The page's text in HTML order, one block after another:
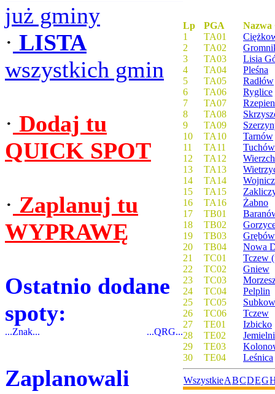
już gminy
· LISTA
wszystkich gmin
· Dodaj tu
QUICK SPOT
· Zaplanuj tu
WYPRAWĘ
Ostatnio dodane
spoty:
...Znak... ...QRG...
Zaplanowali
Lp PGA
Nazwa
1
TA01
2
TA02
3
TA03
Lisia
4
TA04
Pleśna
5
TA05
Radłów
6
TA06
Ryglice
7
TA07
8
TA08
9
TA09
10
TA10
Tarnów
11
TA11
Tuchów
12
TA12
13
TA13
14
TA14
Wojnicz
15
TA15
16
TA16
Żabno
17
TB01
18
TB02
19
TB03
Grębów
20
TB04
Nowa
21
TC01
Tczew
22
TC02
Gniew
23
TC03
24
TC04
Pelplin
25
TC05
26
TC06
Tczew
27
TE01
Izbicko
28
TE02
29
TE03
30
TE04 Leśnica
WszystkieABCDEG